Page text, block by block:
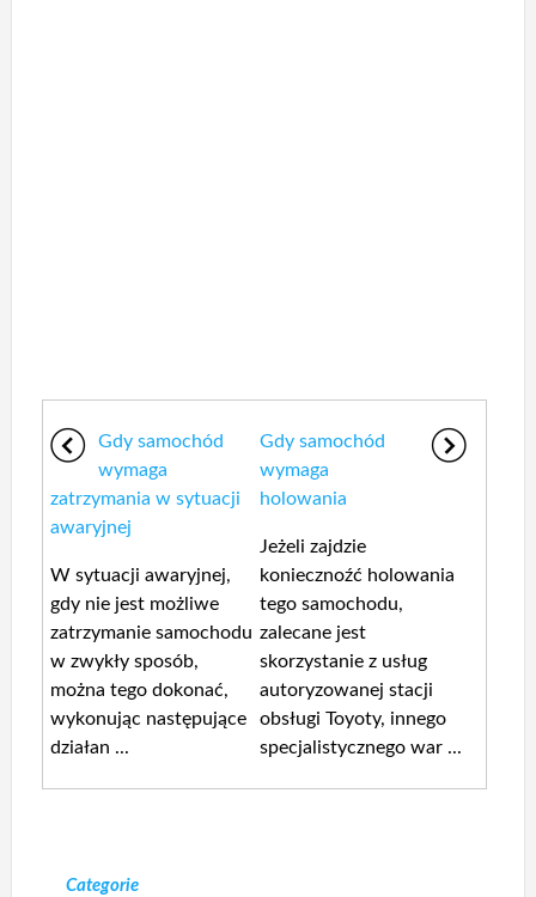
Gdy samochód
wymaga
zatrzymania w sytuacji
awaryjnej
W sytuacji awaryjnej,
gdy nie jest możliwe
zatrzymanie samochodu
w zwykły sposób,
można tego dokonać,
wykonując następujące
działan ...
Gdy samochód
wymaga
holowania
Jeżeli zajdzie
koniecznoźć holowania
tego samochodu,
zalecane jest
skorzystanie z usług
autoryzowanej stacji
obsługi Toyoty, innego
specjalistycznego war ...
Categorie